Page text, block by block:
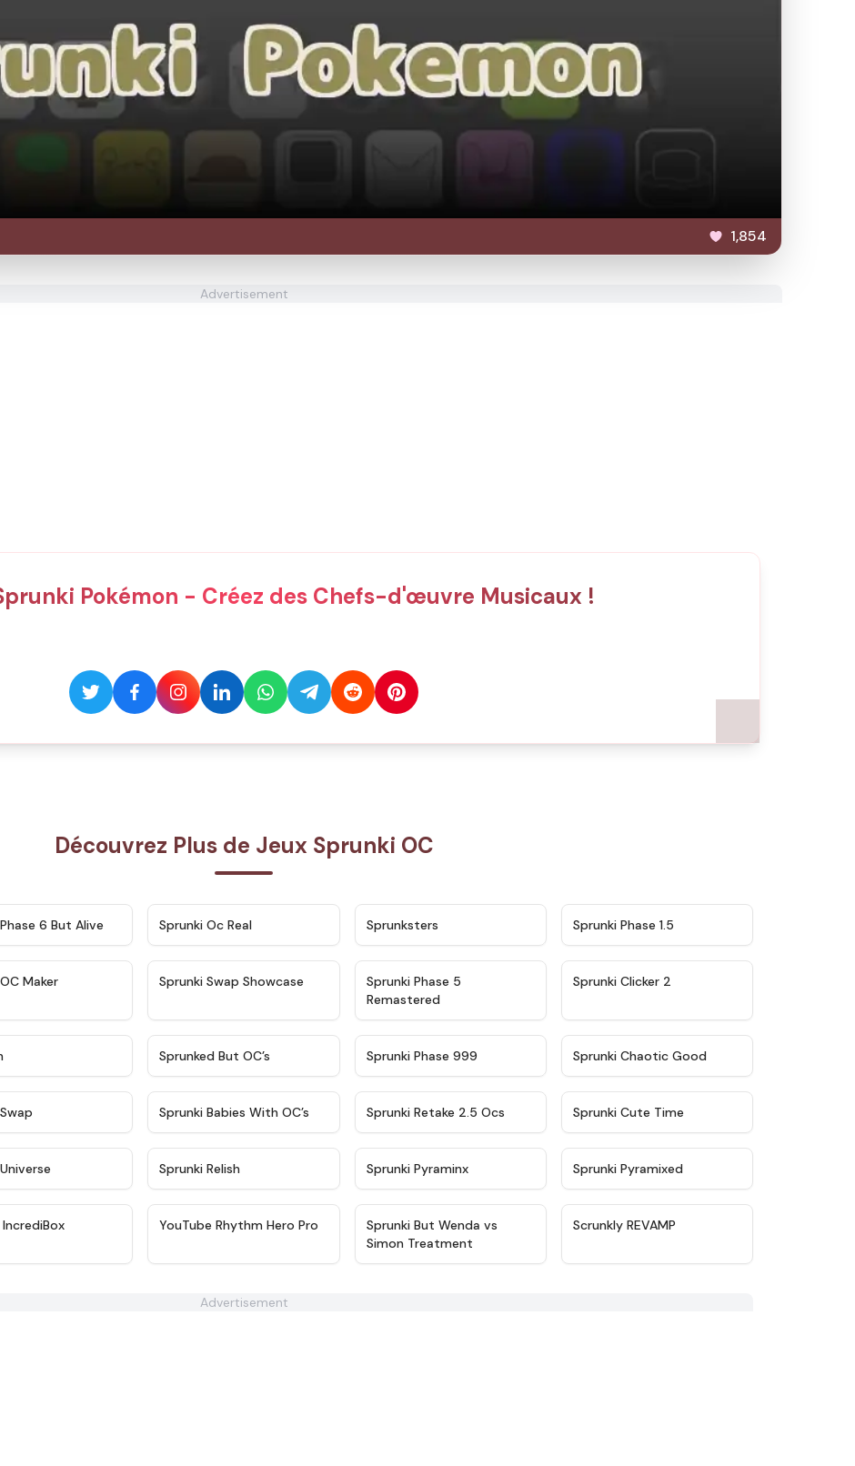
1,854
Advertisement
Pokémon - Créez des Chefs-d'œuvre Musicaux !
Découvrez Plus de Jeux Sprunki OC
★ 4.9
6 But Alive Sprunki Oc Real Sprunksters Sprunki Phase 1.5
Maker ★ 4.6
Sprunki Swap Showcase
Sprunki Phase 5
Remastered
Sprunki Clicker 2
Sprunked But OC’s Sprunki Phase 999 ★
Sprunki Chaotic Good
★ 4.8
Sprunki Babies With OC’s ★
Sprunki Retake 2.5 Ocs Sprunki Cute Time
Sprunki Relish Sprunki Pyraminx Sprunki Pyramixed
★ 4.8
YouTube Rhythm Hero Pro ★
Sprunki But Wenda vs
Simon Treatment
Scrunkly REVAMP
Advertisement